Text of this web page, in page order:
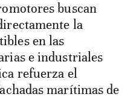
buscan
la
en las
e industriales
refuerza el
marítimas de